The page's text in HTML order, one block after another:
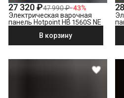
Утилизация техники
Демонтаж электрической
27 320 ₽47 990 ₽−43%
Электрическая варочная
панель Hotpoint HB 1560S NE
В корзину